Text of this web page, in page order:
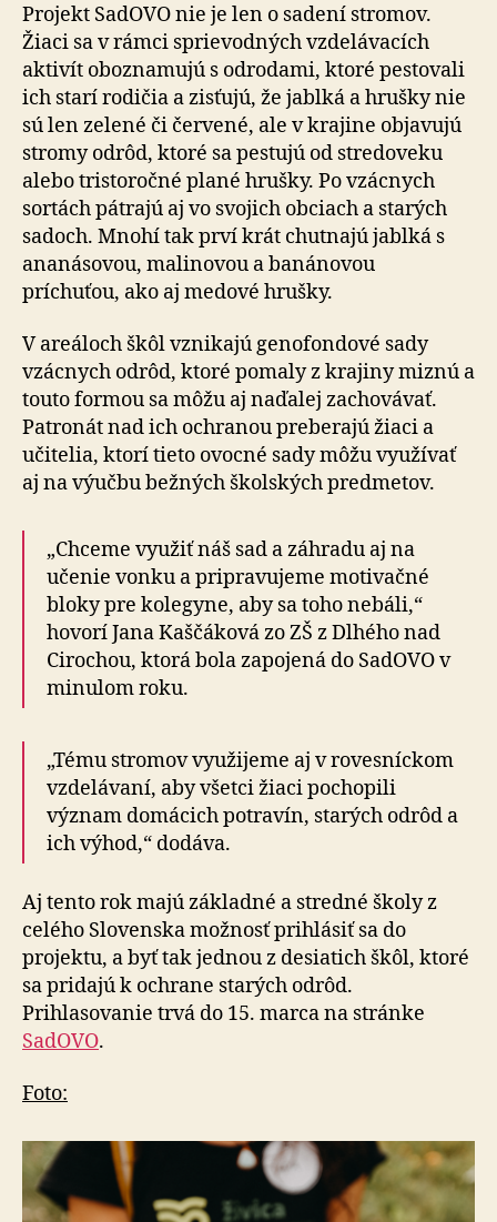
Projekt SadOVO nie je len o sadení stromov.
Žiaci sa v rámci sprievodných vzdelávacích
aktivít oboznamujú s odrodami, ktoré pestovali
ich starí rodičia a zisťujú, že jablká a hrušky nie
sú len zelené či červené, ale v krajine objavujú
stromy odrôd, ktoré sa pestujú od stredoveku
alebo tristoročné plané hrušky. Po vzácnych
sortách pátrajú aj vo svojich obciach a starých
sadoch. Mnohí tak prví krát chutnajú jablká s
ananásovou, malinovou a banánovou
príchuťou, ako aj medové hrušky.
V areáloch škôl vznikajú genofondové sady
vzácnych odrôd, ktoré pomaly z krajiny miznú a
touto formou sa môžu aj naďalej zachovávať.
Patronát nad ich ochranou preberajú žiaci a
učitelia, ktorí tieto ovocné sady môžu využívať
aj na výučbu bežných školských predmetov.
„Chceme využiť náš sad a záhradu aj na
učenie vonku a pripravujeme motivačné
bloky pre kolegyne, aby sa toho nebáli,“
hovorí Jana Kaščáková zo ZŠ z Dlhého nad
Cirochou, ktorá bola zapojená do SadOVO v
minulom roku.
„Tému stromov využijeme aj v rovesníckom
vzdelávaní, aby všetci žiaci pochopili
význam domácich potravín, starých odrôd a
ich výhod,“ dodáva.
Aj tento rok majú základné a stredné školy z
celého Slovenska možnosť prihlásiť sa do
projektu, a byť tak jednou z desiatich škôl, ktoré
sa pridajú k ochrane starých odrôd.
Prihlasovanie trvá do 15. marca na stránke
SadOVO.
Foto: